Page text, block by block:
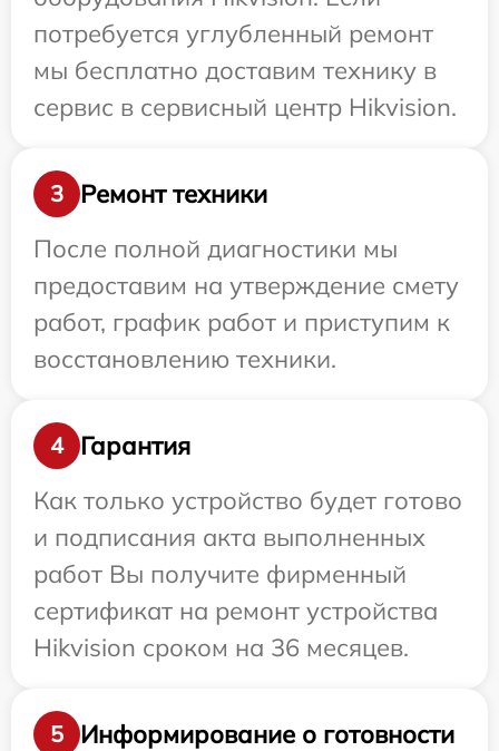
потребуется углубленный ремонт
мы бесплатно доставим технику в
сервис в сервисный центр Hikvision.
3
Ремонт техники
После полной диагностики мы
предоставим на утверждение смету
работ, график работ и приступим к
восстановлению техники.
4
Гарантия
Как только устройство будет готово
и подписания акта выполненных
работ Вы получите фирменный
сертификат на ремонт устройства
Hikvision сроком на 36 месяцев.
5
Информирование о готовности